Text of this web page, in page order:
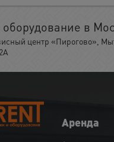
оборудование в
центр «Пирогово»,
Аренда